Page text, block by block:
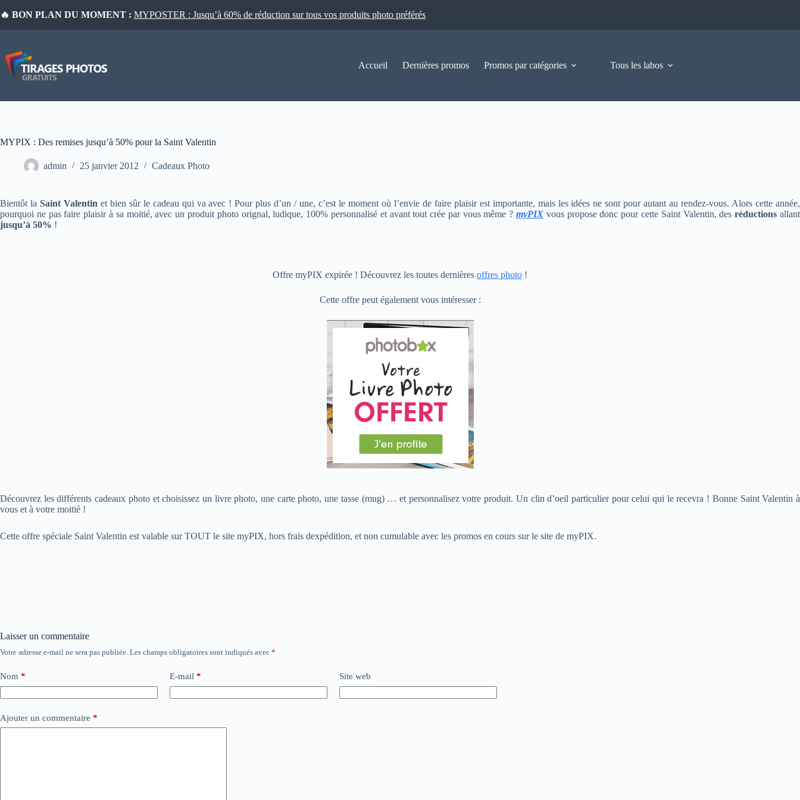
au
🔥 BON PLAN DU MOMENT : MYPOSTER : Jusqu’à 60% de réduction sur tous vos produits photo préférés
Accueil Dernières promos Promos par catégories Tous les labos
MYPIX : Des remises jusqu’à 50% pour la Saint Valentin
admin 25 janvier 2012 Cadeaux Photo
Bientôt la Saint Valentin et bien sûr le cadeau qui va avec ! Pour plus d’un / une, c’est le moment où l’envie de faire plaisir est importante, mais les idées ne sont pour autant au rendez-vous. Alors cette année,
pourquoi ne pas faire plaisir à sa moitié, avec un produit photo orignal, ludique, 100% personnalisé et avant tout crée par vous même ?myPIX vous propose donc pour cette Saint Valentin, desréductions allant
jusqu’à 50% !
Offre myPIX expirée ! Découvrez les toutes dernières offres photo !
Cette offre peut également vous intéresser :
Découvrez les différents cadeaux photo et choisissez un livre photo, une carte photo, une tasse (mug) … et personnalisez votre produit. Un clin d’oeil particulier pour celui qui le recevra ! Bonne Saint Valentin à
vous et à votre moitié !
Cette offre spéciale Saint Valentin est valable sur TOUT le site myPIX, hors frais dexpédition, et non cumulable avec les promos en cours sur le site de myPIX.
Laisser un commentaire
Votre adresse e-mail ne sera pas publiée. Les champs obligatoires sont indiqués avec *
Nom * E-mail * Site web
Ajouter un commentaire *